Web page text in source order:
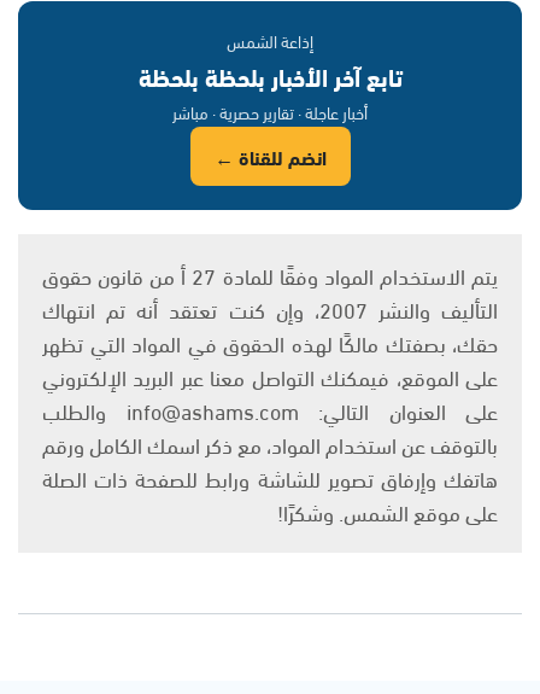
إذاعة الشمس
تابع آخر الأخبار بلحظة بلحظة
أخبار عاجلة · تقارير حصرية · مباشر
انضم للقناة ←
يتم الاستخدام المواد وفقًا للمادة 27 أ من قانون حقوق
التأليف والنشر 2007، وإن كنت تعتقد أنه تم انتهاك
حقك، بصفتك مالكًا لهذه الحقوق في المواد التي تظهر
على الموقع، فيمكنك التواصل معنا عبر البريد الإلكتروني
على العنوان التالي: info@ashams.com والطلب
بالتوقف عن استخدام المواد، مع ذكر اسمك الكامل ورقم
هاتفك وإرفاق تصوير للشاشة ورابط للصفحة ذات الصلة
على موقع الشمس. وشكرًا!